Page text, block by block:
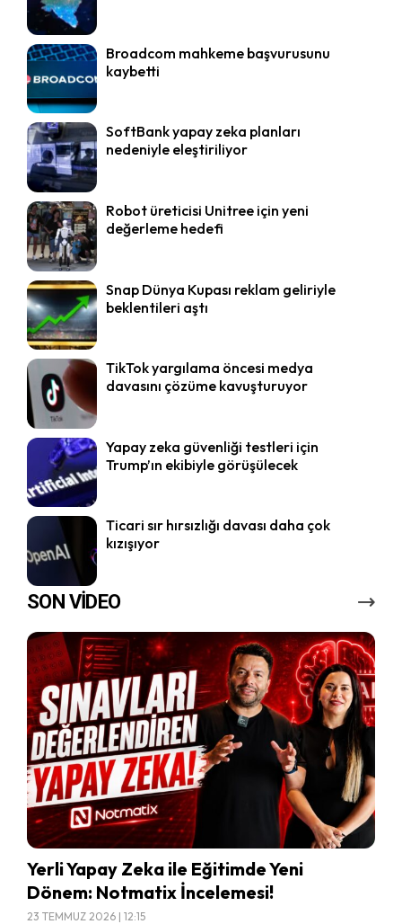
Broadcom mahkeme başvurusunu
kaybetti
SoftBank yapay zeka planları
nedeniyle eleştiriliyor
Robot üreticisi Unitree için yeni
değerleme hedefi
Snap Dünya Kupası reklam geliriyle
beklentileri aştı
TikTok yargılama öncesi medya
davasını çözüme kavuşturuyor
Yapay zeka güvenliği testleri için
Trump’ın ekibiyle görüşülecek
Ticari sır hırsızlığı davası daha çok
kızışıyor
SON VİDEO
Yerli Yapay Zeka ile Eğitimde Yeni
Dönem: Notmatix İncelemesi!
23 TEMMUZ 2026 | 12:15